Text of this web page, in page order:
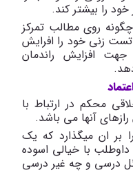
را بیشتر کند.
روی مطالب تمرکز
زنی خود را افرایش
افزایش راندمان
محکم در ارتباط با
آنها می باشد.
ان میگذارد که یک
با خیالی اسوده
درسی و چه غیر درسی